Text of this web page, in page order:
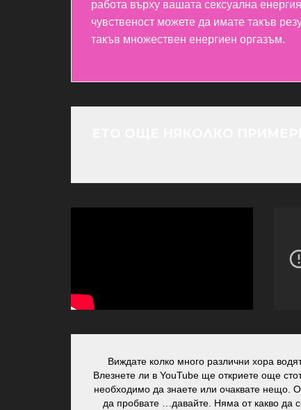
работа върху вашата сексуална
чувственост можете да имате такъв
такъв множествен енергиен оргазъм.
Виждате колко много различни хора
Влезнете ли в YouTube ще откриете още
необходимо да знаете или очаквате нещо.
да пробвате …давайте. Няма от какво да